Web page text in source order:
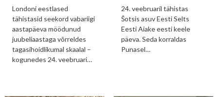
Londoni eestlased
tähistasid seekord vabariigi
aastapäeva möödunud
juubeliaastaga võrreldes
tagasihoidlikumal skaalal –
kogunedes 24. veebruari…
24. veebruaril tähistas
Šotsis asuv Eesti Selts
Eesti Aiake eesti keele
päeva. Seda korraldas
Punasel…